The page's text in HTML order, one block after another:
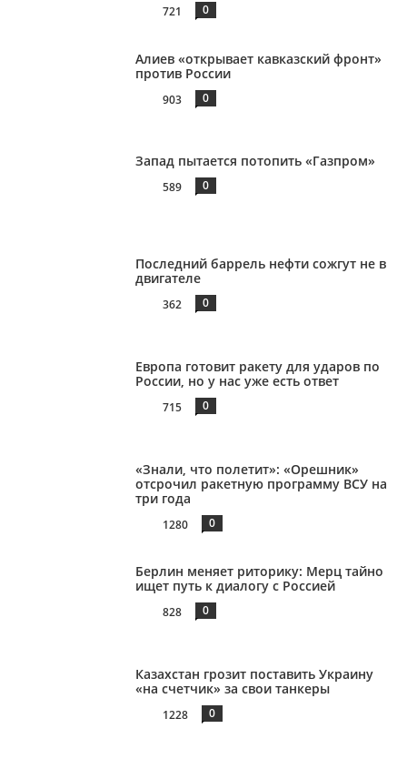
721 0
Алиев «открывает кавказский фронт»
против России
903 0
Запад пытается потопить «Газпром»
589 0
Последний баррель нефти сожгут не в
двигателе
362 0
Европа готовит ракету для ударов по
России, но у нас уже есть ответ
715 0
«Знали, что полетит»: «Орешник»
отсрочил ракетную программу ВСУ на
три года
1280 0
Берлин меняет риторику: Мерц тайно
ищет путь к диалогу с Россией
828 0
Казахстан грозит поставить Украину
«на счетчик» за свои танкеры
1228 0